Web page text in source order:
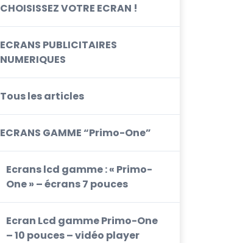
CHOISISSEZ VOTRE ECRAN !
ECRANS PUBLICITAIRES
NUMERIQUES
Tous les articles
ECRANS GAMME “Primo-One”
Ecrans lcd gamme : « Primo-
One » – écrans 7 pouces
Ecran Lcd gamme Primo-One
– 10 pouces – vidéo player